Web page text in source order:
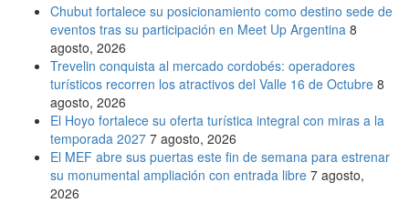
Chubut fortalece su posicionamiento como destino sede de
eventos tras su participación en Meet Up Argentina 8
agosto, 2026
Trevelin conquista al mercado cordobés: operadores
turísticos recorren los atractivos del Valle 16 de Octubre 8
agosto, 2026
El Hoyo fortalece su oferta turística integral con miras a la
temporada 2027 7 agosto, 2026
El MEF abre sus puertas este fin de semana para estrenar
su monumental ampliación con entrada libre 7 agosto,
2026